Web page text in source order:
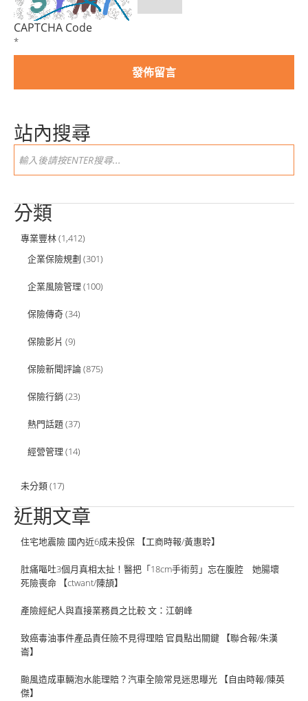
CAPTCHA Code
*
站內搜尋
分類
專業豐林(1,412)
企業保險規劃 (301)
企業風險管理 (100)
保險傳奇(34)
保險影片 (9)
保險新聞評論(875)
保險行銷 (23)
熱門話題(37)
經營管理 (14)
未分類(17)
近期文章
住宅地震險 國內近6成未投保 【工商時報/黃惠聆】
肚痛嘔吐3個月真相太扯！醫把「18cm手術剪」忘在腹腔 她腸壞
死險喪命 【ctwant/陳頡】
產險經紀人與直接業務員之比較 文：江朝峰
致癌毒油事件產品責任險不見得理賠 官員點出關鍵 【聯合報/朱漢
崙】
颱風造成車輛泡水能理賠？汽車全險常見迷思曝光 【自由時報/陳英
傑】